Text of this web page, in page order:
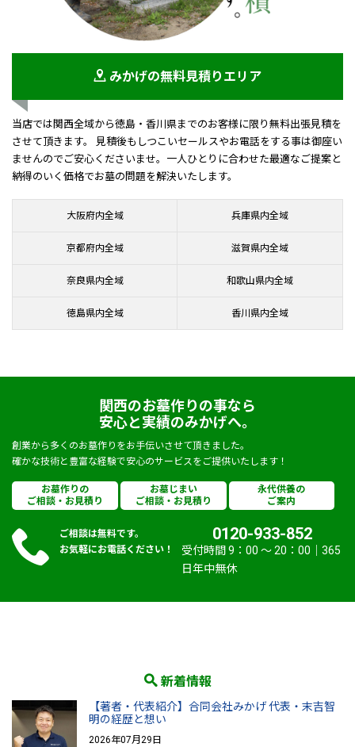
みかげの無料見積りエリア
当店では関西全域から徳島・香川県までのお客様に限り無料出張見積を
させて頂きます。 見積後もしつこいセールスやお電話をする事は御座い
ませんのでご安心くださいませ。一人ひとりに合わせた最適なご提案と
納得のいく価格でお墓の問題を解決いたします。
大阪府内全域 兵庫県内全域
京都府内全域 滋賀県内全域
奈良県内全域 和歌山県内全域
徳島県内全域 香川県内全域
関西のお墓作りの事なら
安心と実績のみかげへ。
創業から多くのお墓作りをお手伝いさせて頂きました。
確かな技術と豊富な経験で安心のサービスをご提供いたします！
お墓作りの
ご相談・お見積り
お墓じまい
ご相談・お見積り
永代供養の
ご案内
ご相談は無料です。
お気軽にお電話ください！
0120-933-852
受付時間 9：00 〜 20：00｜365
日年中無休
新着情報
【著者・代表紹介】合同会社みかげ 代表・末吉智
明の経歴と想い
2026年07月29日